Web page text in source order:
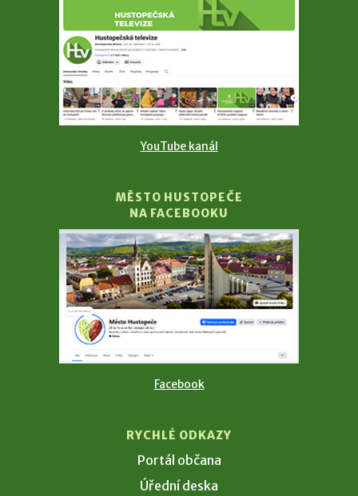
YouTube kanál
MĚSTO HUSTOPEČE
NA FACEBOOKU
Facebook
RYCHLÉ ODKAZY
Portál občana
Úřední deska